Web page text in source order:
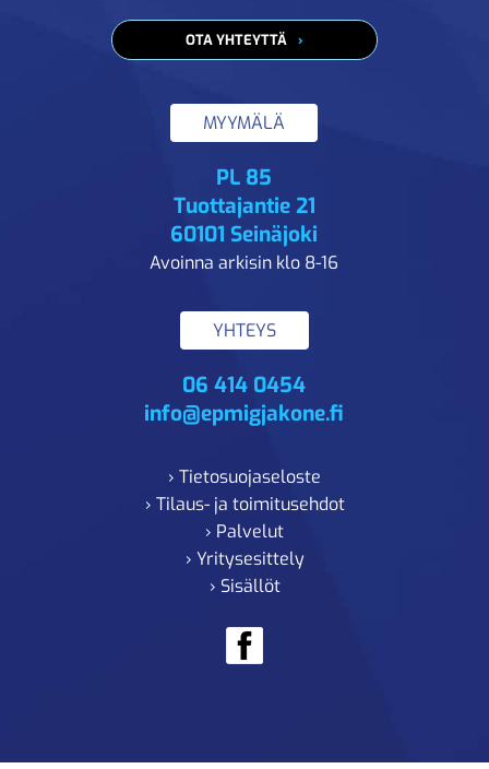
OTA YHTEYTTÄ
MYYMÄLÄ
PL 85
Tuottajantie 21
60101 Seinäjoki
Avoinna arkisin klo 8-16
YHTEYS
06 414 0454
info@epmigjakone.fi
› Tietosuojaseloste
› Tilaus- ja toimitusehdot
› Palvelut
› Yritysesittely
› Sisällöt